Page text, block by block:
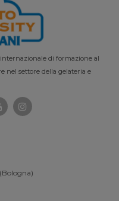
di formazione al
nel settore della gelateria e